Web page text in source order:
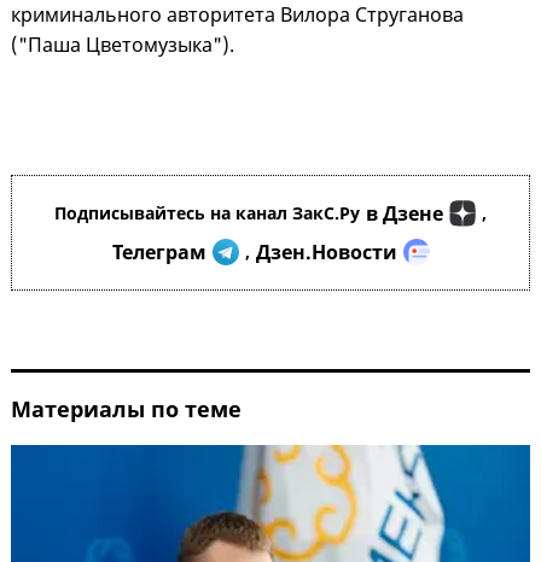
криминального авторитета Вилора Струганова
("Паша Цветомузыка").
Подписывайтесь на канал ЗакС.Ру в Дзене ,
Телеграм , Дзен.Новости
Материалы по теме